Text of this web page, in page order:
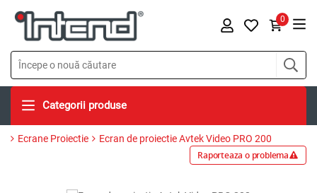
0
Categorii produse
Ecrane Proiectie Ecran de proiectie Avtek Video PRO 200
Raporteaza o problema